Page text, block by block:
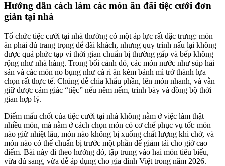
Hướng dẫn cách làm các món ăn đãi tiệc cưới đơn
giản tại nhà
Tổ chức tiệc cưới tại nhà thường có một áp lực rất đặc trưng: món
ăn phải đủ trang trọng để đãi khách, nhưng quy trình nấu lại không
được quá phức tạp vì thời gian chuẩn bị thường gấp và bếp không
rộng như nhà hàng. Trong bối cảnh đó, các món nước như súp hải
sản và các món no bụng như cà ri ăn kèm bánh mì trở thành lựa
chọn rất thực tế. Chúng dễ chia khẩu phần, lên món nhanh, và vẫn
giữ được cảm giác “tiệc” nếu nêm nếm, trình bày và đồng bộ thời
gian hợp lý.
Điểm mấu chốt của tiệc cưới tại nhà không nằm ở việc làm thật
nhiều món, mà nằm ở cách chọn món có cơ chế phục vụ tốt: món
nào giữ nhiệt lâu, món nào không bị xuống chất lượng khi chờ, và
món nào có thể chuẩn bị trước một phần để giảm tải cho giờ cao
điểm. Bài này đi theo hướng đó, tập trung vào hai món tiêu biểu,
vừa đủ sang, vừa dễ áp dụng cho gia đình Việt trong năm 2026.